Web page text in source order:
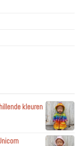
kleuren